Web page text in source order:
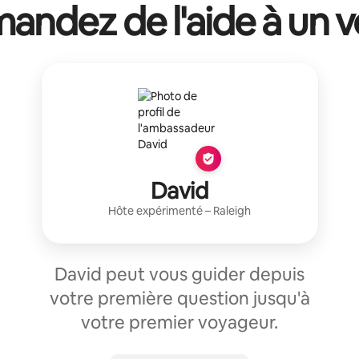
de l'aide à un
David
Hôte expérimenté– Raleigh
David peut vous guider depuis
votre première question jusqu'à
votre premier voyageur.